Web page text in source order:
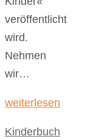
veröffentlicht
wird.
Nehmen
wir…
weiterlesen
Kinderbuch